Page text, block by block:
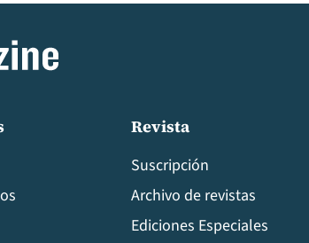
Revista
Suscripción
Archivo de revistas
Ediciones Especiales